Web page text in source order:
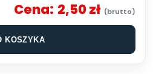
Cena: 2,50 zł
KOSZYKA